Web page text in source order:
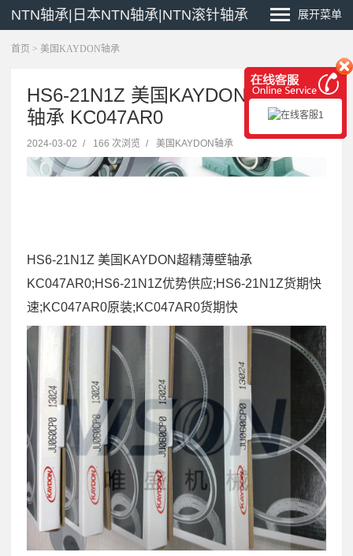
NTN轴承|日本NTN轴承|NTN滚针轴承 展开菜单
首页 > 美国KAYDON轴承
HS6-21N1Z 美国KAYDON超精薄壁
轴承 KC047AR0
2024-03-02 / 166 次浏览 / 美国KAYDON轴承
HS6-21N1Z 美国KAYDON超精薄壁轴承
KC047AR0;HS6-21N1Z优势供应;HS6-21N1Z货期快
速;KC047AR0原装;KC047AR0货期快